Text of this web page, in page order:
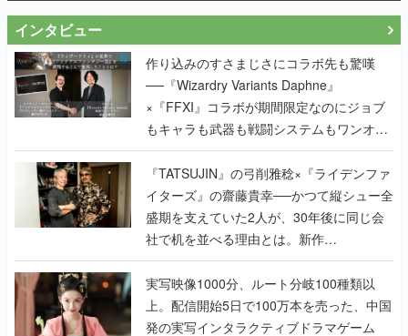
インタビュー
作り込みのすさまじさにコラボ先も驚嘆
──『Wizardry Variants Daphne』
×『FFXI』コラボが期間限定なのにジョブ
もキャラも武器も戦闘システムもワンオフ
で作り込まれた理由を両ディレクターに聞
く
『TATSUJIN』の弓削雅稔×『ライデンファ
イターズ』の齋藤貴幸──かつて縦シュー全
盛期を支えていた2人が、30年後に同じ会
社で机を並べる理由とは。新作
『TATSUJIN EXTREME』で初タッグを組
んだレジェンド2人に訊く開発秘話
実写映像1000分、ルート分岐100種類以
上。配信開始5日で100万本を売った、中国
発の実写インタラクティブドラマゲーム